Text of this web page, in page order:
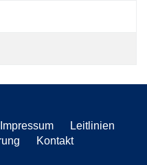
Impressum
Leitlinien
Kontakt